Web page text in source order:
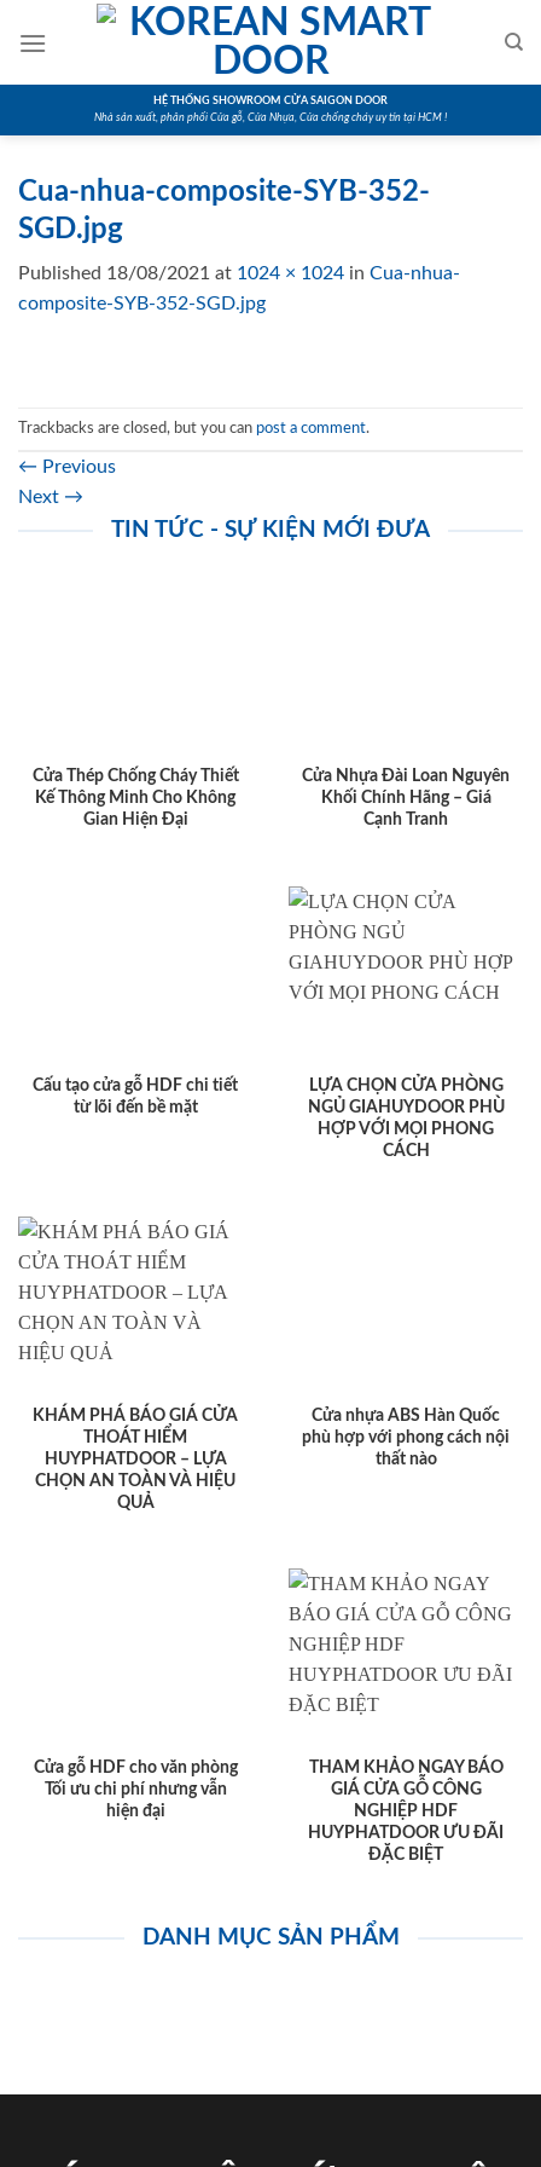
HỆ THỐNG SHOWROOM CỬA SAIGON DOOR
Nhà sản xuất, phân phối Cửa gỗ, Cửa Nhựa, Cửa chống cháy uy tín tại HCM !
Cua-nhua-composite-SYB-352-
SGD.jpg
Published 18/08/2021 at 1024 × 1024 in Cua-nhua-
composite-SYB-352-SGD.jpg
Trackbacks are closed, but you can post a comment.
← Previous
Next →
TIN TỨC - SỰ KIỆN MỚI ĐƯA
Cửa Thép Chống Cháy Thiết
Kế Thông Minh Cho Không
Gian Hiện Đại
Cửa Nhựa Đài Loan Nguyên
Khối Chính Hãng – Giá
Cạnh Tranh
Cấu tạo cửa gỗ HDF chi tiết
từ lõi đến bề mặt
LỰA CHỌN CỬA PHÒNG
NGỦ GIAHUYDOOR PHÙ
HỢP VỚI MỌI PHONG
CÁCH
KHÁM PHÁ BÁO GIÁ CỬA
THOÁT HIỂM
HUYPHATDOOR – LỰA
CHỌN AN TOÀN VÀ HIỆU
QUẢ
Cửa nhựa ABS Hàn Quốc
phù hợp với phong cách nội
thất nào
Cửa gỗ HDF cho văn phòng
Tối ưu chi phí nhưng vẫn
hiện đại
THAM KHẢO NGAY BÁO
GIÁ CỬA GỖ CÔNG
NGHIỆP HDF
HUYPHATDOOR ƯU ĐÃI
ĐẶC BIỆT
DANH MỤC SẢN PHẨM